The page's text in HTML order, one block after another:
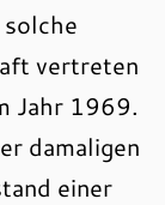
vertreten
Jahr 1969.
damaligen
einer